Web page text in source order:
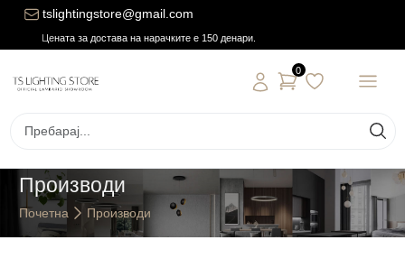
tslightingstore@gmail.com
Цената за достава на нарачките е 150 денари.
0
Производи
Почетна Производи